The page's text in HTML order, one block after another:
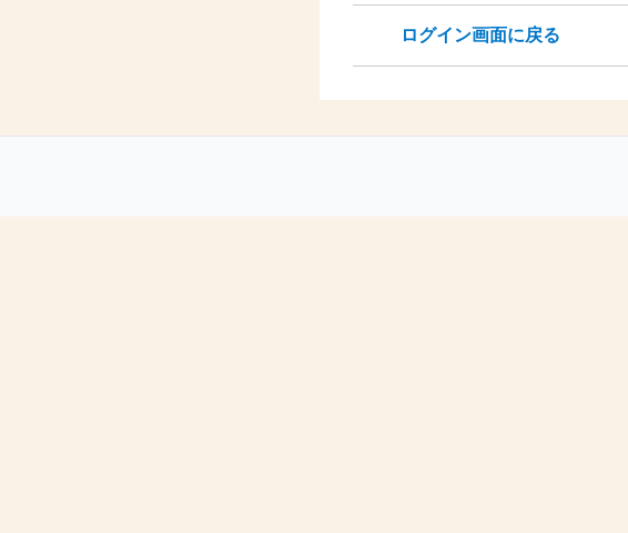
ログイン画面に戻る